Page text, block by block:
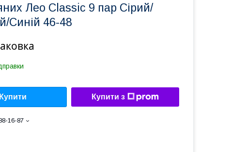
Лео Classic 9 пар Сірий/
Синій 46-48
Купити Купити з
16-87